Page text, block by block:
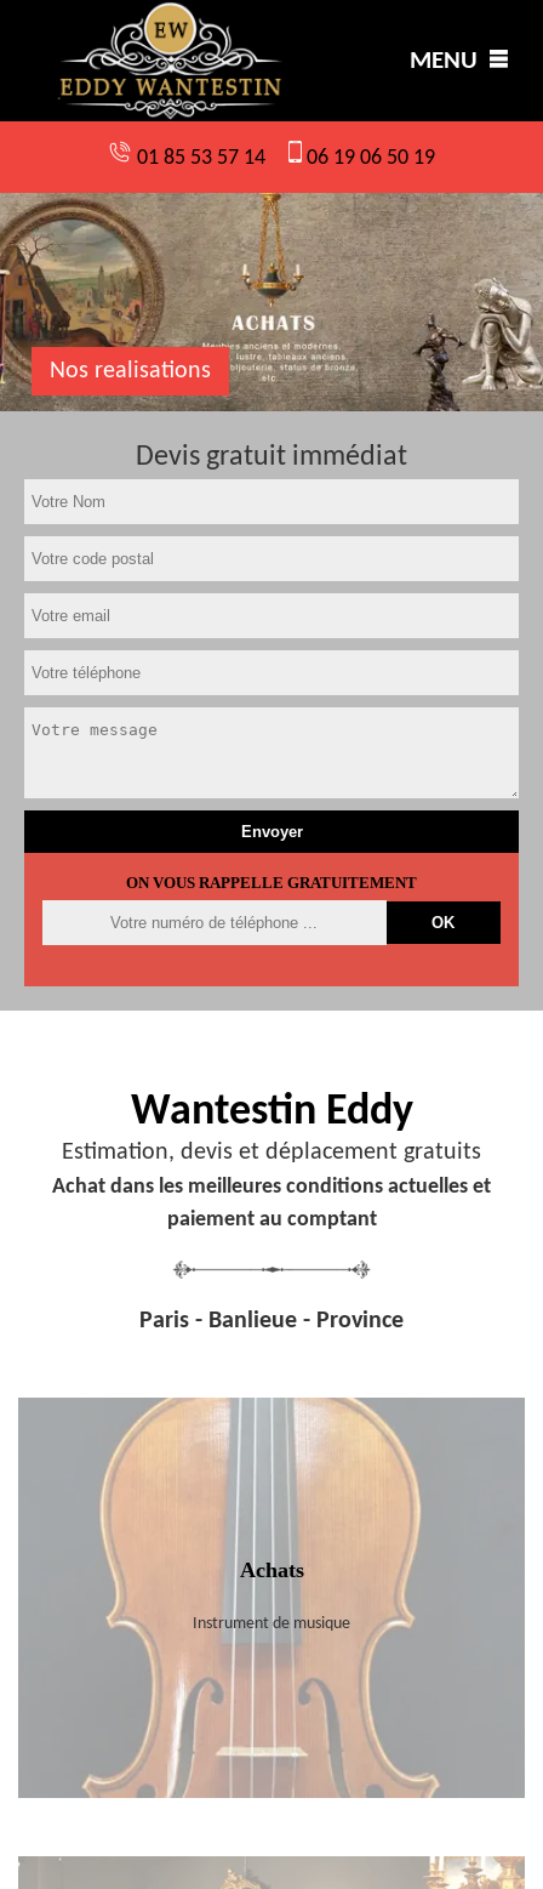
MENU
01 85 53 57 14 06 19 06 50 19
Nos realisations
Devis gratuit immédiat
ON VOUS RAPPELLE GRATUITEMENT
Wantestin Eddy
Estimation, devis et déplacement gratuits
Achat dans les meilleures conditions actuelles et
paiement au comptant
Paris - Banlieue - Province
Achats
Instrument de musique